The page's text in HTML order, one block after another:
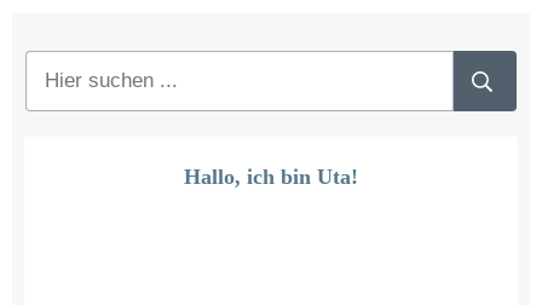
Hallo, ich bin Uta!